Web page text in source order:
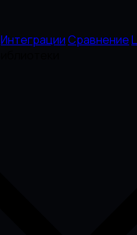
ИнтеграцииСравнение